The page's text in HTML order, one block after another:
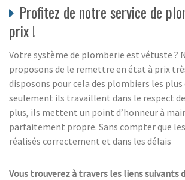
Profitez de notre service de
prix !
Votre système de plomberie est vétuste ?
proposons de le remettre en état à prix
disposons pour cela des plombiers les
seulement ils travaillent dans le respect
plus, ils mettent un point d’honneur à
parfaitement propre. Sans compter que
réalisés correctement et dans les délais
Vous trouverez à travers les liens suivants